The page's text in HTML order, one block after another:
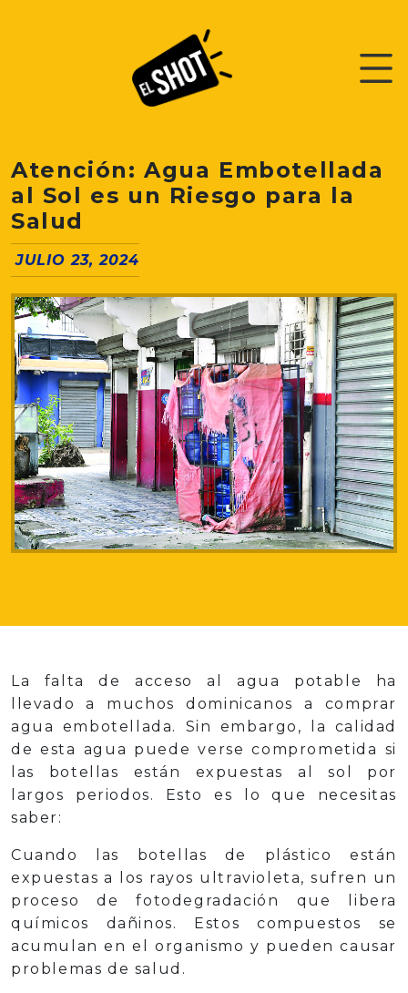
Atención: Agua Embotellada
al Sol es un Riesgo para la
Salud
JULIO 23, 2024
La falta de acceso al agua potable ha
llevado a muchos dominicanos a comprar
agua embotellada. Sin embargo, la calidad
de esta agua puede verse comprometida si
las botellas están expuestas al sol por
largos periodos. Esto es lo que necesitas
saber:
Cuando las botellas de plástico están
expuestas a los rayos ultravioleta, sufren un
proceso de fotodegradación que libera
químicos dañinos. Estos compuestos se
acumulan en el organismo y pueden causar
problemas de salud.